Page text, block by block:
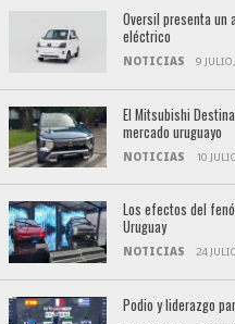
Oversil presenta un
eléctrico
NOTICIAS 9
El Mitsubishi
mercado uruguayo
NOTICIAS 10
Los efectos del
Uruguay
NOTICIAS 24
Podio y liderazgo